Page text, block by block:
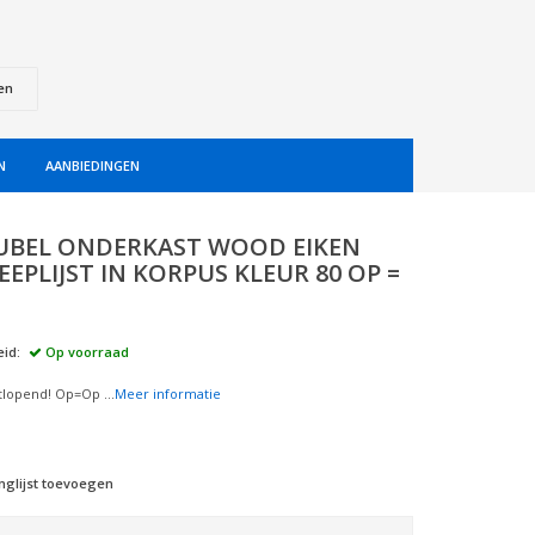
AANBIEDINGEN
ONDERKAST WOOD EIKEN
IN KORPUS KLEUR 80 OP =
Op voorraad
Op=Op ...Meer informatie
toevoegen